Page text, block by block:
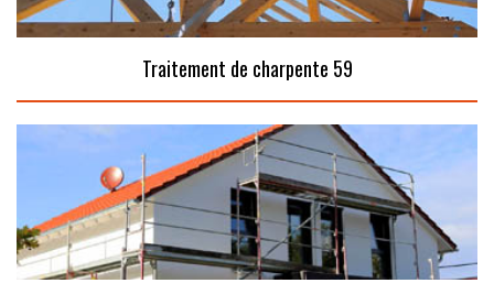
Traitement de charpente 59